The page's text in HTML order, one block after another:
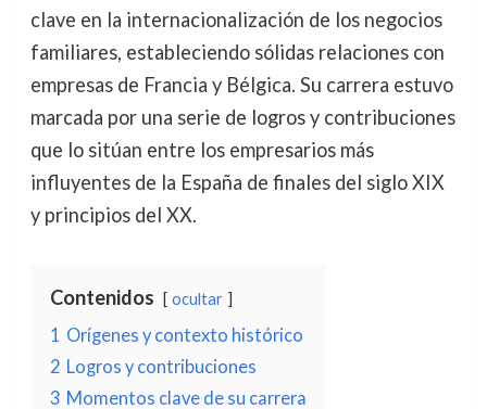
clave en la internacionalización de los negocios
familiares, estableciendo sólidas relaciones con
empresas de Francia y Bélgica. Su carrera estuvo
marcada por una serie de logros y contribuciones
que lo sitúan entre los empresarios más
influyentes de la España de finales del siglo XIX
y principios del XX.
Contenidos ocultar
1 Orígenes y contexto histórico
2 Logros y contribuciones
3 Momentos clave de su carrera